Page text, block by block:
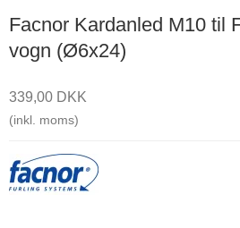
Facnor Kardanled M10 til
vogn (Ø6x24)
339,00 DKK
(inkl. moms)